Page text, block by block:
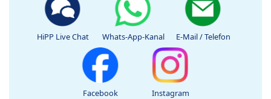
HiPP Live Chat Whats-App-Kanal E-Mail / Telefon
Facebook Instagram